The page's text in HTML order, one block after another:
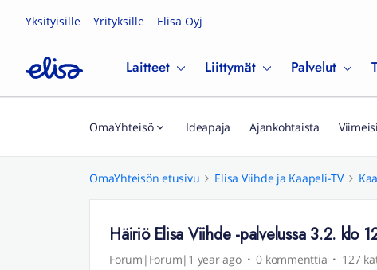
Yksityisille Yrityksille Elisa Oyj
Laitteet Liittymät Palvelut
OmaYhteisö Ideapaja Ajankohtaista
OmaYhteisön etusivu Elisa Viihde ja Kaapeli-TV
Häiriö Elisa Viihde -palvelussa 3.2. klo
Forum|Forum|1 year ago 0 kommenttia 127